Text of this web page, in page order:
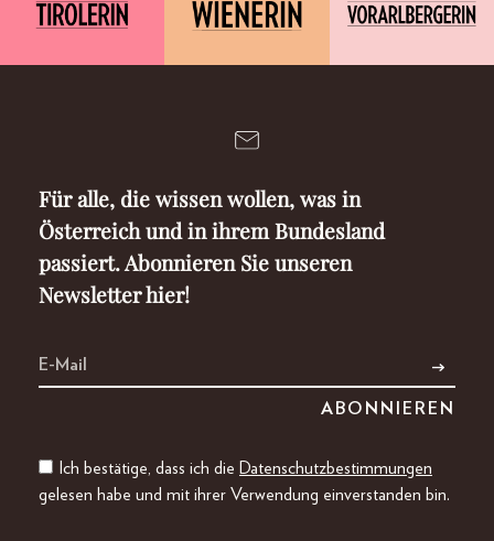
Für alle, die wissen wollen, was in
Österreich und in ihrem Bundesland
passiert. Abonnieren Sie unseren
Newsletter hier!
Ich bestätige, dass ich die Datenschutzbestimmungen
gelesen habe und mit ihrer Verwendung einverstanden bin.